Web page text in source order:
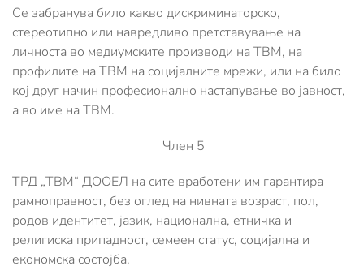
Се забранува било какво дискриминаторско,
стереотипно или навредливо претставување на
личноста во медиумските производи на ТВМ, на
профилите на ТВМ на социјалните мрежи, или на било
кој друг начин професионално настапување во јавност,
а во име на ТВМ.
Член 5
ТРД „ТВМ“ ДООЕЛ на сите вработени им гарантира
рамноправност, без оглед на нивната возраст, пол,
родов идентитет, јазик, национална, етничка и
религиска припадност, семеен статус, социјална и
економска состојба.